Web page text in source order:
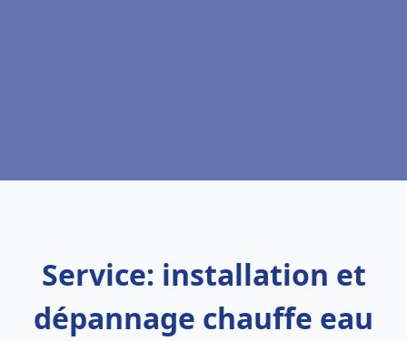
Service: installation et
dépannage chauffe eau